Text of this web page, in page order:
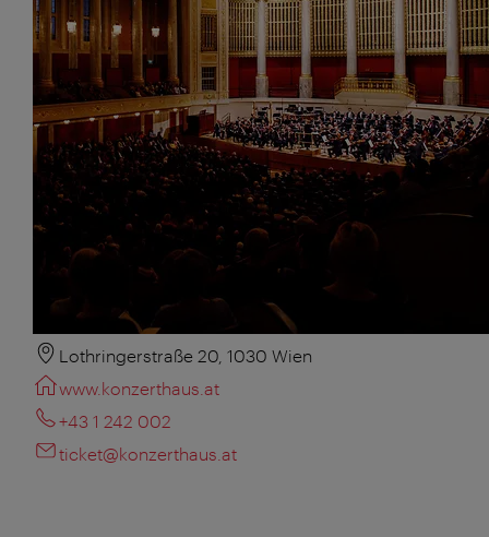
Lothringerstraße 20, 1030 Wien
www.konzerthaus.at
+43 1 242 002
ticket@konzerthaus.at